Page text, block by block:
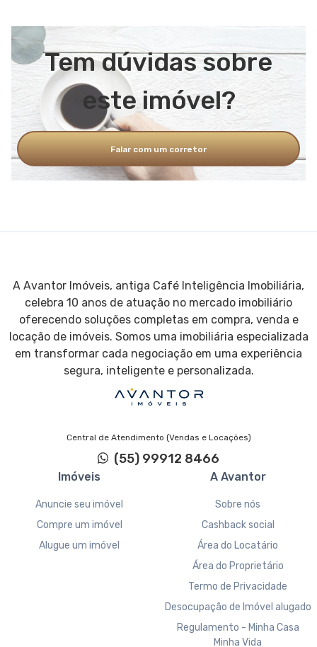
Tem dúvidas sobre
este imóvel?
Falar com um corretor
A Avantor Imóveis, antiga Café Inteligência Imobiliária,
celebra 10 anos de atuação no mercado imobiliário
oferecendo soluções completas em compra, venda e
locação de imóveis. Somos uma imobiliária especializada
em transformar cada negociação em uma experiência
segura, inteligente e personalizada.
Central de Atendimento (Vendas e Locações)
(55) 99912 8466
Imóveis
Anuncie seu imóvel
Compre um imóvel
Alugue um imóvel
A Avantor
Sobre nós
Cashback social
Área do Locatário
Área do Proprietário
Termo de Privacidade
Desocupação de Imóvel alugado
Regulamento - Minha Casa
Minha Vida